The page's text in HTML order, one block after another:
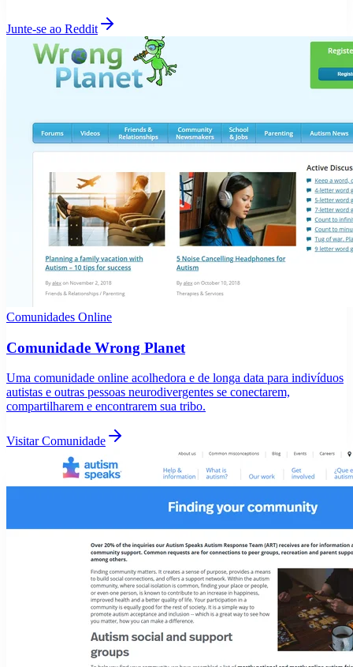
Junte-se ao Reddit
Comunidades Online
Comunidade Wrong Planet
Uma comunidade online acolhedora e de longa data para indivíduos
autistas e outras pessoas neurodivergentes se conectarem,
compartilharem e encontrarem sua tribo.
Visitar Comunidade